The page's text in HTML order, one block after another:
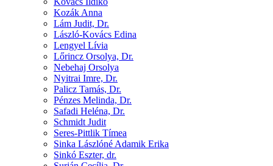
Kozák Anna
Lám Judit, Dr.
László-Kovács Edina
Lengyel Lívia
Lőrincz Orsolya, Dr.
Nebehaj Orsolya
Nyitrai Imre, Dr.
Palicz Tamás, Dr.
Pénzes Melinda, Dr.
Safadi Heléna, Dr.
Schmidt Judit
Seres-Pittlik Tímea
Sinka Lászlóné Adamik Erika
Sinkó Eszter, dr.